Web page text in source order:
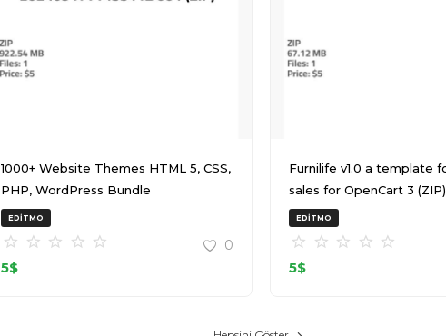
1000+ Website Themes HTML 5, CSS,
PHP, WordPress Bundle
20240917T145511Z 001 (ZIP)
EDITMO
0
5$
Furnilife v1.0 a template for furniture
sales for OpenCart 3 (ZIP)
EDITMO
5$